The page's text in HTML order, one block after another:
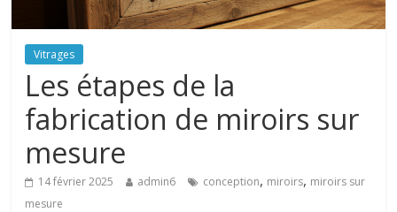
Vitrages
Les étapes de la
fabrication de miroirs sur
mesure
14 février 2025 admin6 conception, miroirs, miroirs sur
mesure